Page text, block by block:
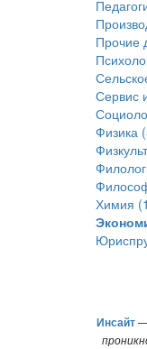
Прочие
Сервис
Физика
Химия
Инсайт—